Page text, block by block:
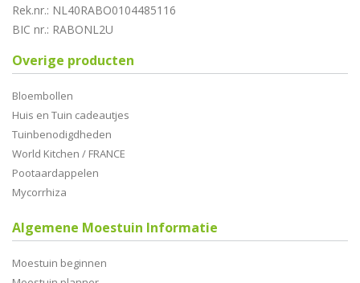
Rek.nr.: NL40RABO0104485116
BIC nr.: RABONL2U
Overige producten
Bloembollen
Huis en Tuin cadeautjes
Tuinbenodigdheden
World Kitchen / FRANCE
Pootaardappelen
Mycorrhiza
Algemene Moestuin Informatie
Moestuin beginnen